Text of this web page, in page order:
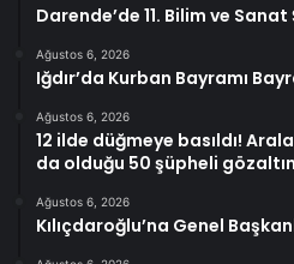
Darende’de 11. Bilim ve Sanat
Ağustos 6, 2026
Iğdır’da Kurban Bayramı
Ağustos 6, 2026
12 ilde düğmeye basıldı!
da olduğu 50 şüpheli
Ağustos 6, 2026
Kılıçdaroğlu’na Genel